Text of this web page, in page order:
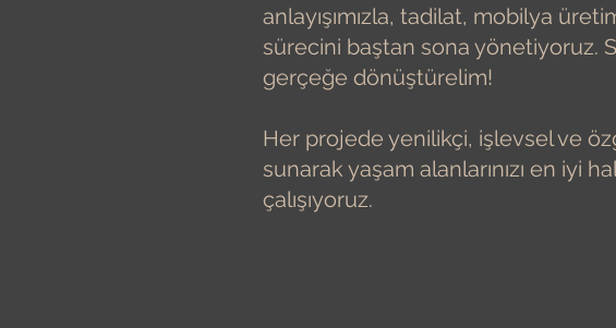
anlayışımızla, tadilat, mobilya
sürecini baştan sona yönetiyoruz.
gerçeğe dönüştürelim!
Her projede yenilikçi, işlevsel ve
sunarak yaşam alanlarınızı en iyi
çalışıyoruz.